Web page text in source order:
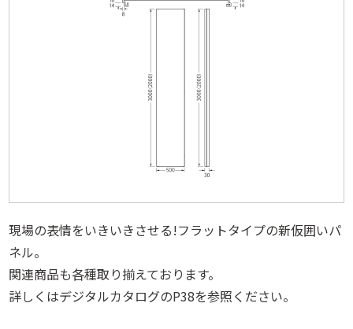
現場の表情をいきいきさせる!フラットタイプの新仮囲いパ
ネル。
関連商品も各種取り揃えております。
詳しくはデジタルカタログのP38を参照ください。